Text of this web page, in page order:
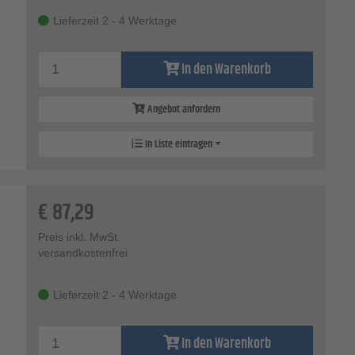
Lieferzeit 2 - 4 Werktage
In den Warenkorb
Angebot anfordern
In Liste eintragen
€87,29
Preis inkl. MwSt.
versandkostenfrei
Lieferzeit 2 - 4 Werktage
In den Warenkorb